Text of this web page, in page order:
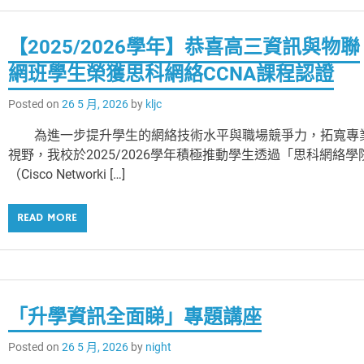
【2025/2026學年】恭喜高三資訊與物聯
網班學生榮獲思科網絡CCNA課程認證
Posted on26 5 月, 2026 by kljc
為進一步提升學生的網絡技術水平與職場競爭力，拓寬專
視野，我校於2025/2026學年積極推動學生透過「思科網絡學
（Cisco Networki […]
READ MORE
「升學資訊全面睇」專題講座
Posted on26 5 月, 2026 by night